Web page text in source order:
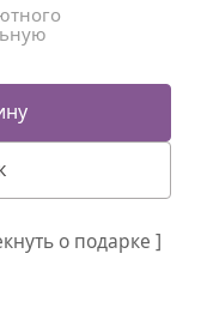
о подарке ]